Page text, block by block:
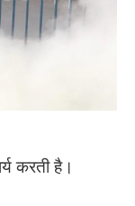
करती है।